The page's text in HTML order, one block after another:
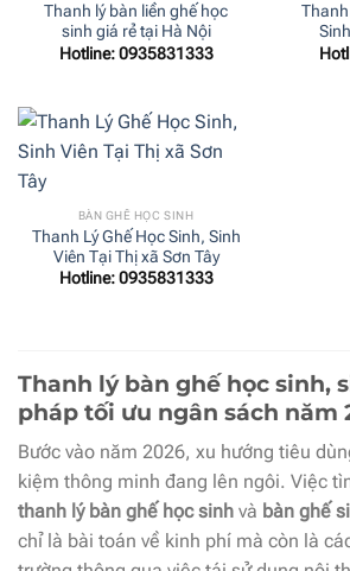
Thanh lý bàn liền ghế học
sinh giá rẻ tại Hà Nội
Hotline: 0935831333
Thanh
BÀN GHẾ HỌC SINH
Thanh Lý Ghế Học Sinh, Sinh
Viên Tại Thị xã Sơn Tây
Hotline: 0935831333
Thanh lý bàn ghế học sinh,
pháp tối ưu ngân sách năm
Bước vào năm 2026, xu hướng tiêu
kiệm thông minh đang lên ngôi. Việc
thanh lý bàn ghế học sinh và bàn ghế
chỉ là bài toán về kinh phí mà còn là